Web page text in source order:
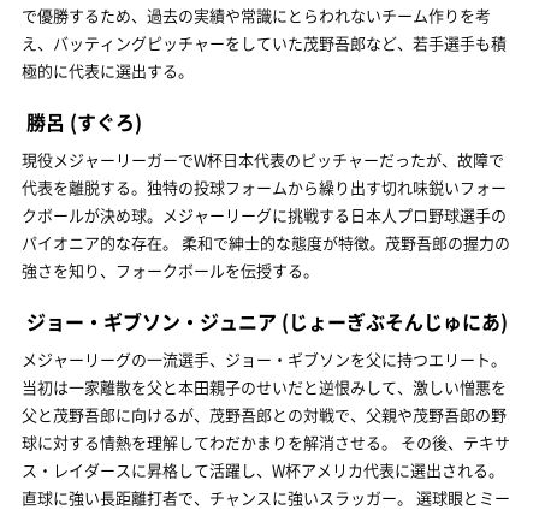
で優勝するため、過去の実績や常識にとらわれないチーム作りを考
え、バッティングピッチャーをしていた茂野吾郎など、若手選手も積
極的に代表に選出する。
勝呂 (すぐろ)
現役メジャーリーガーでW杯日本代表のピッチャーだったが、故障で
代表を離脱する。独特の投球フォームから繰り出す切れ味鋭いフォー
クボールが決め球。メジャーリーグに挑戦する日本人プロ野球選手の
パイオニア的な存在。 柔和で紳士的な態度が特徴。茂野吾郎の握力の
強さを知り、フォークボールを伝授する。
ジョー・ギブソン・ジュニア (じょーぎぶそんじゅにあ)
メジャーリーグの一流選手、ジョー・ギブソンを父に持つエリート。
当初は一家離散を父と本田親子のせいだと逆恨みして、激しい憎悪を
父と茂野吾郎に向けるが、茂野吾郎との対戦で、父親や茂野吾郎の野
球に対する情熱を理解してわだかまりを解消させる。 その後、テキサ
ス・レイダースに昇格して活躍し、W杯アメリカ代表に選出される。
直球に強い長距離打者で、チャンスに強いスラッガー。 選球眼とミー